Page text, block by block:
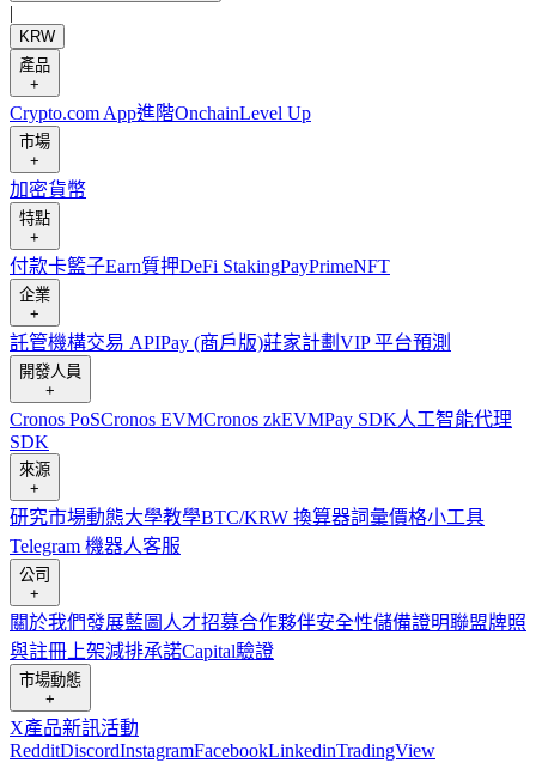
|
KRW
產品
+
Crypto.com App進階OnchainLevel Up
市場
+
加密貨幣
特點
+
付款卡籃子Earn質押DeFi StakingPayPrimeNFT
企業
+
託管機構交易 APIPay (商戶版)莊家計劃 VIP 平台預測
開發人員
+
Cronos PoSCronos EVMCronos zkEVMPay SDK人工智能代理
SDK
來源
+
研究市場動態大學教學BTC/KRW 換算器詞彙價格小工具
Telegram 機器人客服
公司
+
關於我們發展藍圖 人才招募合作夥伴安全性儲備證明聯盟牌照
與註冊 上架減排承諾Capital驗證
市場動態
+
X產品新訊活動
RedditDiscordInstagramFacebookLinkedinTradingView